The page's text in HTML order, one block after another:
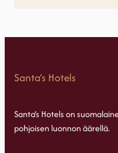
Santa’s Hotels
Santa’s Hotels on
pohjoisen luonnon äärellä.